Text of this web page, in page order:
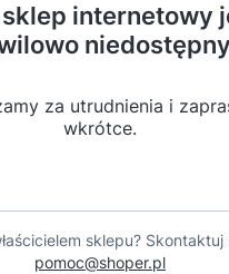
sklep internetowy
niedostępny
za utrudnienia i
wkrótce.
sklepu? Skontaktuj
pomoc@shoper.pl